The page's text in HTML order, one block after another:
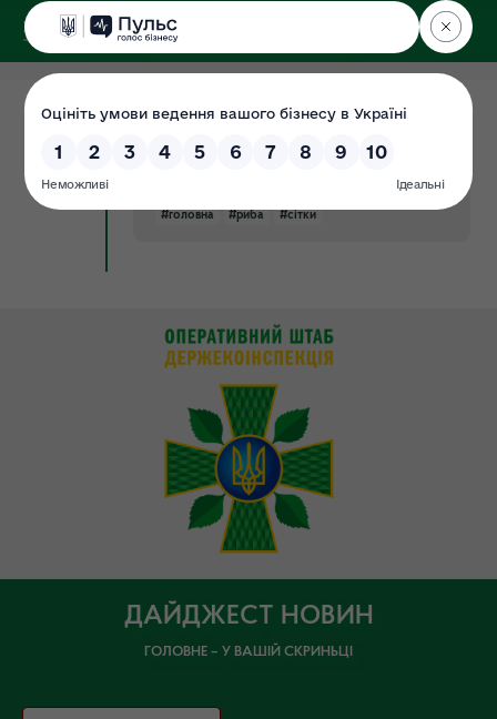
ДЕРЖЕКОІНСПЕКЦІЯ
у Волинській області
07.08.2023
Новина
природоохоронний захід у
#головна #риба #сітки
ДАЙДЖЕСТ НОВИН
ГОЛОВНЕ – У ВАШІЙ СКРИНЬЦІ